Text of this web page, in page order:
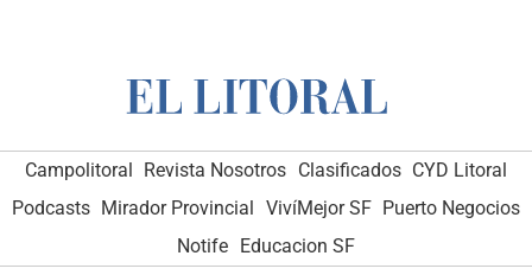
Campolitoral Revista Nosotros Clasificados CYD Litoral
Podcasts Mirador Provincial VivíMejor SF Puerto Negocios
Notife
Educacion SF